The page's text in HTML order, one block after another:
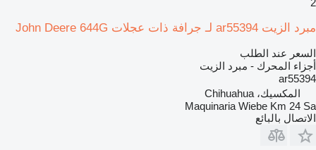
2
مبرد الزيت ar55394 لـ جرافة ذات عجلات John Deere 644G
السعر عند الطلب
أجزاء المحرك - مبرد الزيت
ar55394
المكسيك، Chihuahua
Maquinaria Wiebe Km 24 Sa
الاتصال بالبائع